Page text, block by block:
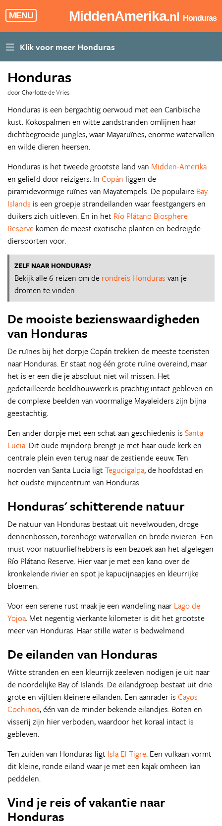
MENU MiddenAmerika.nl Honduras
Honduras
door Charlotte de Vries
Honduras is een bergachtig oerwoud met een Caribische
kust. Kokospalmen en witte zandstranden omlijnen haar
dichtbegroeide jungles, waar Mayaruïnes, enorme watervallen
en wilde dieren heersen.
Honduras is het tweede grootste land van Midden-Amerika
en geliefd door reizigers. In Copán liggen de
piramidevormige ruïnes van Mayatempels. De populaire Bay
Islands is een groepje strandeilanden waar feestgangers en
duikers zich uitleven. En in het Río Plátano Biosphere
Reserve komen de meest exotische planten en bedreigde
diersoorten voor.
ZELF NAAR HONDURAS?
Bekijk alle 6 reizen om de rondreis Honduras van je
dromen te vinden
De mooiste bezienswaardigheden
van Honduras
De ruïnes bij het dorpje Copán trekken de meeste toeristen
naar Honduras. Er staat nog één grote ruïne overeind, maar
het is er een die je absoluut niet wil missen. Het
gedetailleerde beeldhouwwerk is prachtig intact gebleven en
de complexe beelden van voormalige Mayaleiders zijn bijna
geestachtig.
Een ander dorpje met een schat aan geschiedenis is Santa
Lucia. Dit oude mijndorp brengt je met haar oude kerk en
centrale plein even terug naar de zestiende eeuw. Ten
noorden van Santa Lucia ligt Tegucigalpa, de hoofdstad en
het oudste mijncentrum van Honduras.
Honduras' schitterende natuur
De natuur van Honduras bestaat uit nevelwouden, droge
dennenbossen, torenhoge watervallen en brede rivieren. Een
must voor natuurliefhebbers is een bezoek aan het afgelegen
Río Plátano Reserve. Hier vaar je met een kano over de
kronkelende rivier en spot je kapucijnaapjes en kleurrijke
bloemen.
Voor een serene rust maak je een wandeling naar Lago de
Yojoa. Met negentig vierkante kilometer is dit het grootste
meer van Honduras. Haar stille water is bedwelmend.
De eilanden van Honduras
Witte stranden en een kleurrijk zeeleven nodigen je uit naar
de noordelijke Bay of Islands. De eilandgroep bestaat uit drie
grote en vijftien kleinere eilanden. Een aanrader is Cayos
Cochinos, één van de minder bekende eilandjes. Boten en
visserij zijn hier verboden, waardoor het koraal intact is
gebleven.
Ten zuiden van Honduras ligt Isla El Tigre. Een vulkaan vormt
dit kleine, ronde eiland waar je met een kajak omheen kan
peddelen.
Vind je reis of vakantie naar
Honduras